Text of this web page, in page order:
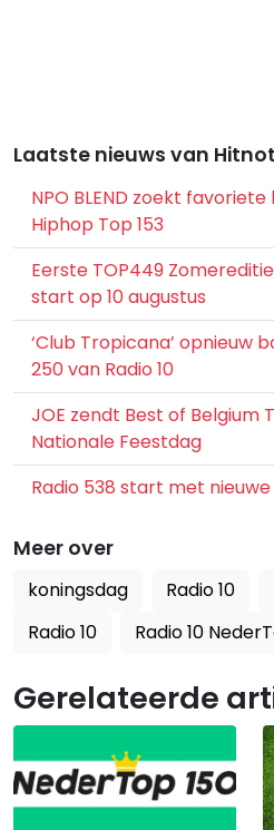
Laatste nieuws van
NPO BLEND zoekt
Hiphop Top 153
Eerste TOP449
start op 10 augustus
‘Club Tropicana’ opnieuw
250 van Radio 10
JOE zendt Best of Belgium
Nationale Feestdag
Radio 538 start met
Meer over
koningsdag Radio 10
Radio 10
Radio 10
Gerelateerde